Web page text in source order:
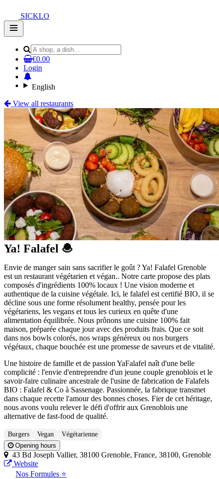
SICKLO
Open
main
€0.00
Login
English
View all restaurants
Ya! Falafel 🧆
Envie de manger sain sans sacrifier le goût ? Ya! Falafel Grenoble
est un restaurant végétarien et végan.. Notre carte propose des plats
composés d'ingrédients 100% locaux ! Une vision moderne et
authentique de la cuisine végétale. Ici, le falafel est certifié BIO, il se
décline sous une forme résolument healthy, pensée pour les
végétariens, les vegans et tous les curieux en quête d'une
alimentation équilibrée. Nous prônons une cuisine 100% fait
maison, préparée chaque jour avec des produits frais. Que ce soit
dans nos bowls colorés, nos wraps généreux ou nos burgers
végétaux, chaque bouchée est une promesse de saveurs et de vitalité.
Une histoire de famille et de passion YaFalafel naît d'une belle
complicité : l'envie d'entreprendre d'un jeune couple grenoblois et le
savoir-faire culinaire ancestrale de l'usine de fabrication de Falafels
BIO : Falafel & Co à Sassenage. Passionnée, la fabrique transmet
dans chaque recette l'amour des bonnes choses. Fier de cet héritage,
nous avons voulu relever le défi d'offrir aux Grenoblois une
alternative de fast-food de qualité.
Burgers Vegan
Végétarienne
Opening hours
43 Bd Joseph Vallier, 38100 Grenoble, France, 38100, Grenoble
Website
Nos Formules ⭐